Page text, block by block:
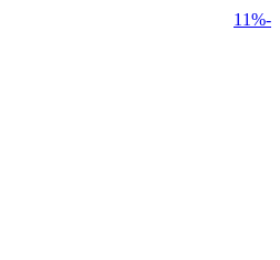
-11%